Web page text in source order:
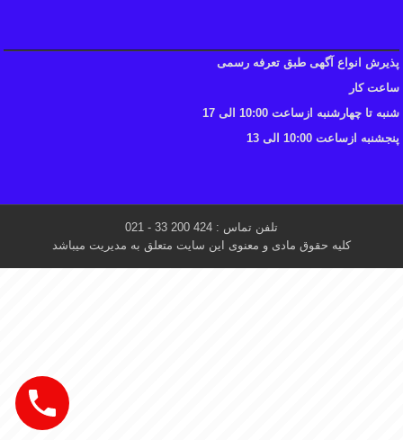
پذیرش انواع آگهی طبق تعرفه رسمی
ساعت کار
شنبه تا چهارشنبه ازساعت 10:00 الی 17
پنجشنبه ازساعت 10:00 الی 13
تلفن تماس : 424 200 33 - 021
کلیه حقوق مادی و معنوی این سایت متعلق به مدیریت میباشد